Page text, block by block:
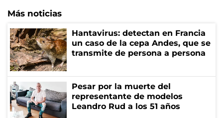
Más noticias
Hantavirus: detectan en Francia
un caso de la cepa Andes, que se
transmite de persona a persona
Pesar por la muerte del
representante de modelos
Leandro Rud a los 51 años